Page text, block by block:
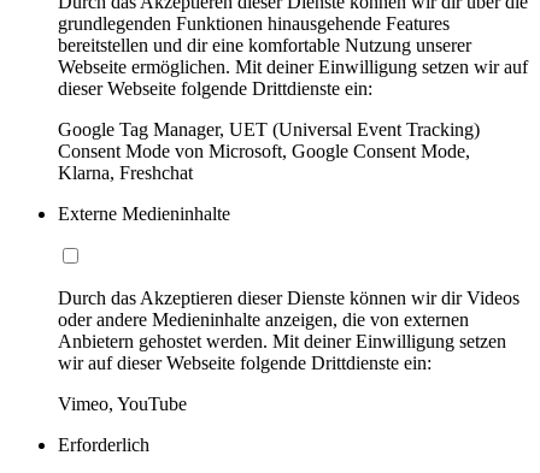
grundlegenden Funktionen hinausgehende Features
bereitstellen und dir eine komfortable Nutzung unserer
Webseite ermöglichen. Mit deiner Einwilligung setzen wir auf
dieser Webseite folgende Drittdienste ein:
Google Tag Manager, UET (Universal Event Tracking)
Consent Mode von Microsoft, Google Consent Mode,
Klarna, Freshchat
Externe Medieninhalte
Durch das Akzeptieren dieser Dienste können wir dir Videos
oder andere Medieninhalte anzeigen, die von externen
Anbietern gehostet werden. Mit deiner Einwilligung setzen
wir auf dieser Webseite folgende Drittdienste ein:
Vimeo, YouTube
Erforderlich